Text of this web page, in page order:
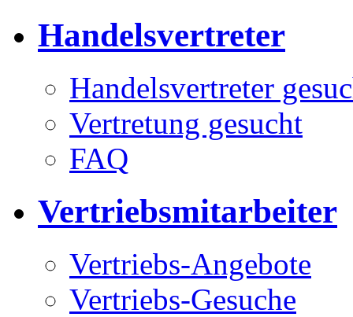
Handelsvertreter
Handelsvertreter
Vertretung gesucht
FAQ
Vertriebsmitarbeiter
Vertriebs-Angebote
Vertriebs-Gesuche